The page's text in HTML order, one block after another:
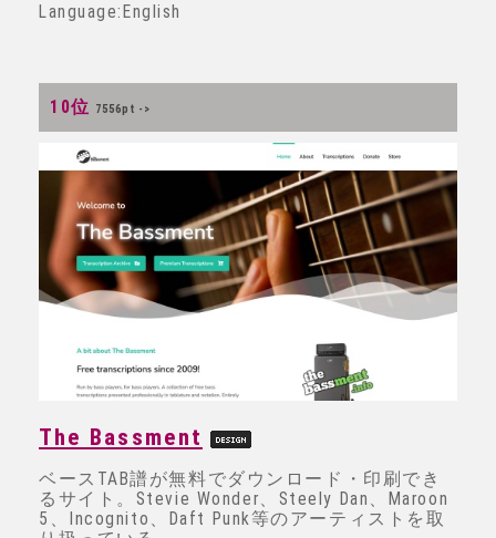
Language:English
10位 7556pt ->
The Bassment
ベースTAB譜が無料でダウンロード・印刷でき
るサイト。Stevie Wonder、Steely Dan、Maroon
5、Incognito、Daft Punk等のアーティストを取